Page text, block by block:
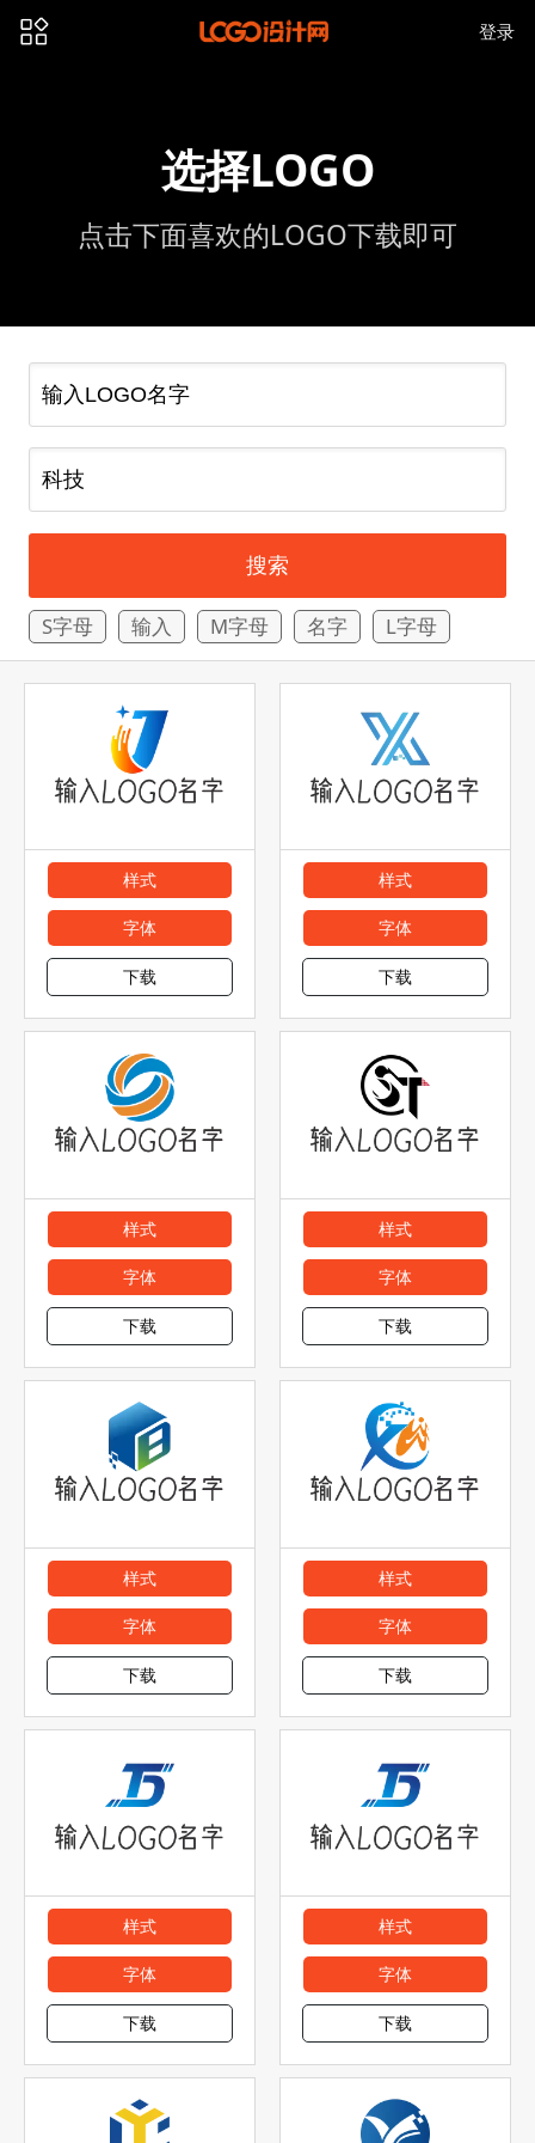
登录
选择LOGO
点击下面喜欢的LOGO下载即可
搜索
S字母 输入 M字母 名字 L字母
样式
字体
下载
样式
字体
下载
样式
字体
下载
样式
字体
下载
样式
字体
下载
样式
字体
下载
样式
字体
下载
样式
字体
下载